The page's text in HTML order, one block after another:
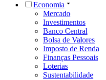
Economia
Mercado
Investimentos
Banco Central
Bolsa de Valores
Imposto de Renda
Finanças Pessoais
Loterias
Sustentabilidade